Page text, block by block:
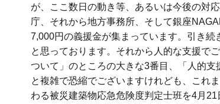
が、ここ数日の動き等、あるいは今後の対
庁、それから地方事務所、そして銀座
7,000円の義援金が集まっています。引き
と思っております。それから人的な支援で
ついて」のところの大きな3番目、「人的
と複雑で恐縮でございますけれども、これ
わる被災建築物応急危険度判定士班を4月